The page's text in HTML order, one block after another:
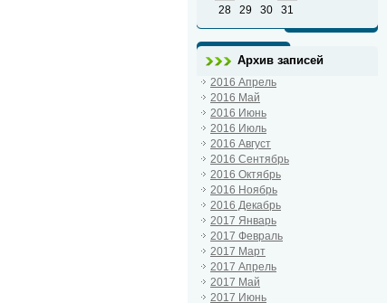
28
29 30 31
Архив записей
2016 Апрель
2016 Май
2016 Июнь
2016 Июль
2016 Август
2016 Сентябрь
2016 Октябрь
2016 Ноябрь
2016 Декабрь
2017 Январь
2017 Февраль
2017 Март
2017 Апрель
2017 Май
2017 Июнь